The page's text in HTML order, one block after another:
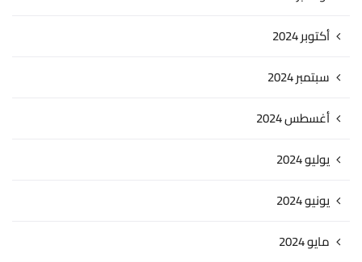
أكتوبر 2024
سبتمبر 2024
أغسطس 2024
يوليو 2024
يونيو 2024
مايو 2024